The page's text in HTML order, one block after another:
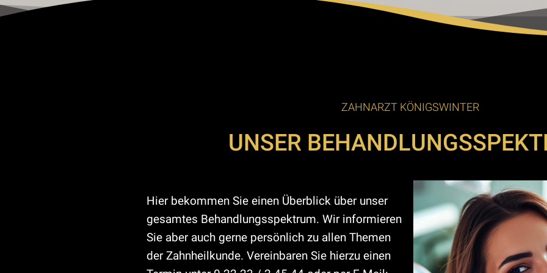
ZAHNARZT KÖNIGSWINTER
UNSER
Hier bekommen Sie einen Überblick über unser
gesamtes Behandlungsspektrum. Wir informieren
Sie aber auch gerne persönlich zu allen Themen
der Zahnheilkunde. Vereinbaren Sie hierzu einen